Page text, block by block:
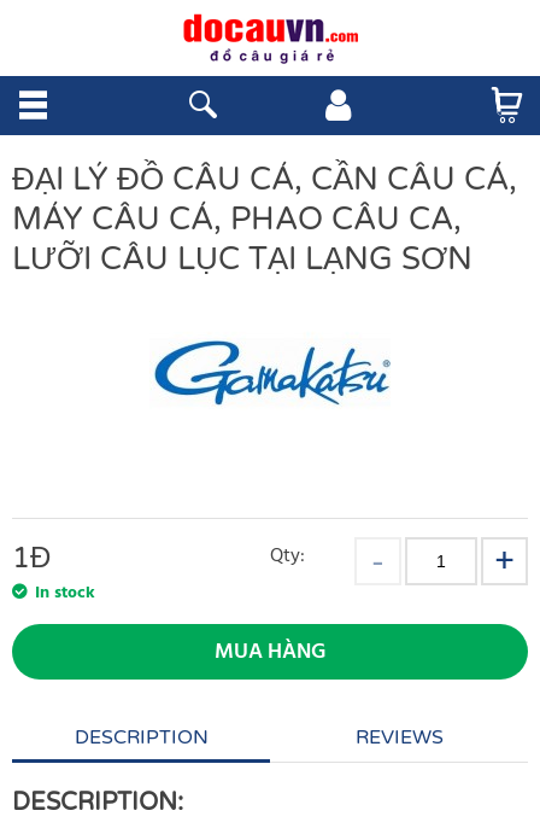
ĐẠI LÝ ĐỒ CÂU CÁ, CẦN CÂU CÁ,
MÁY CÂU CÁ, PHAO CÂU CA,
LƯỠI CÂU LỤC TẠI LẠNG SƠN
1Đ
In stock
Qty:
MUA HÀNG
DESCRIPTION REVIEWS
DESCRIPTION: